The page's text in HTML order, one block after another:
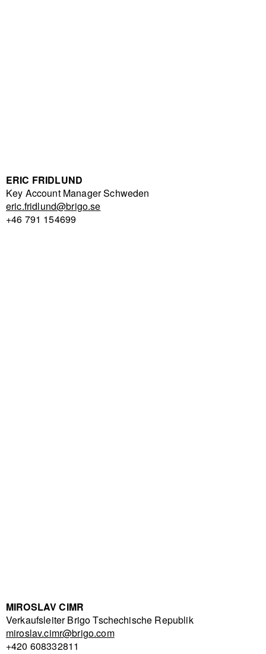
ERIC FRIDLUND
Key Account Manager Schweden
eric.fridlund@brigo.se
+46 791 154699
MIROSLAV CIMR
Verkaufsleiter Brigo Tschechische Republik
miroslav.cimr@brigo.com
+420 608332811